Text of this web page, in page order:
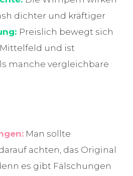
dichter und kräftiger
Preislich bewegt sich
und ist
manche vergleichbare
Man sollte
achten, das Original
es gibt Fälschungen